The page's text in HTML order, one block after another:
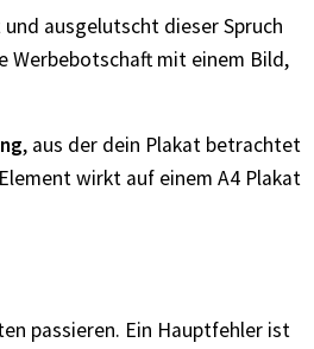
und ausgelutscht dieser Spruch
Werbebotschaft mit einem Bild,
, aus der dein Plakat betrachtet
wirkt auf einem A4 Plakat
passieren. Ein Hauptfehler ist